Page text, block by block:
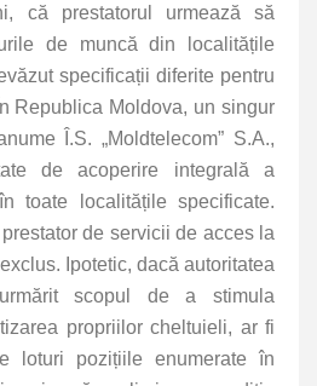
că prestatorul urmează să
de muncă din localitățile
specificații diferite pentru
Republica Moldova, un singur
Î.S. „Moldtelecom” S.A.,
de acoperire integrală a
toate localitățile specificate.
de servicii de acces la
Ipotetic, dacă autoritatea
scopul de a stimula
propriilor cheltuieli, ar fi
loturi pozițiile enumerate în